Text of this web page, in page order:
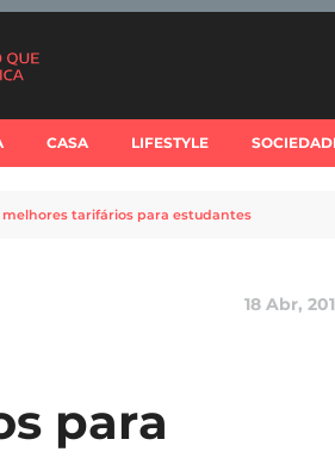
CASA LIFESTYLE
melhores tarifários para estudantes
18 Abr,
para